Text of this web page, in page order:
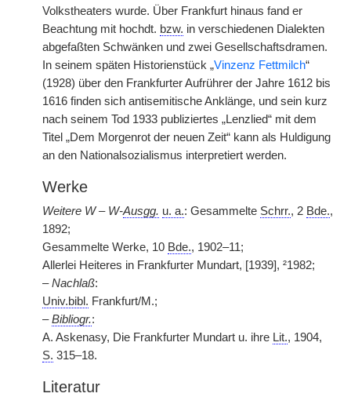
Volkstheaters wurde. Über Frankfurt hinaus fand er
Beachtung mit hochdt. bzw. in verschiedenen Dialekten
abgefaßten Schwänken und zwei Gesellschaftsdramen.
In seinem späten Historienstück „Vinzenz Fettmilch“
(1928) über den Frankfurter Aufrührer der Jahre 1612 bis
1616 finden sich antisemitische Anklänge, und sein kurz
nach seinem Tod 1933 publiziertes „Lenzlied“ mit dem
Titel „Dem Morgenrot der neuen Zeit“ kann als Huldigung
an den Nationalsozialismus interpretiert werden.
Werke
Weitere W – W-Ausgg. u. a.: Gesammelte Schrr., 2 Bde.,
1892;
Gesammelte Werke, 10 Bde., 1902–11;
Allerlei Heiteres in Frankfurter Mundart, [1939], ²1982;
–Nachlaß:
Univ.bibl. Frankfurt/M.;
–Bibliogr.:
A. Askenasy, Die Frankfurter Mundart u. ihre Lit., 1904,
S. 315–18.
Literatur